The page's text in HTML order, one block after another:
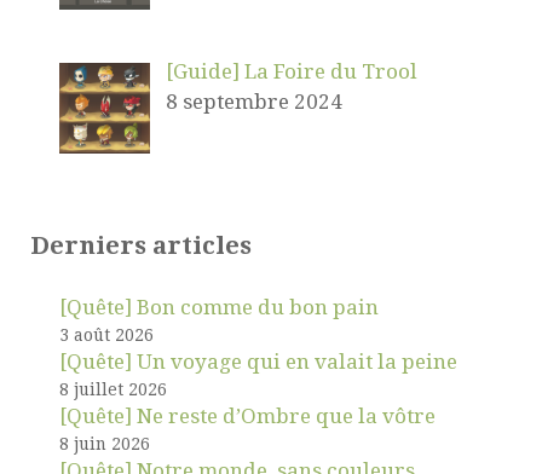
[Guide] La Foire du Trool
8 septembre 2024
Derniers articles
[Quête] Bon comme du bon pain
3 août 2026
[Quête] Un voyage qui en valait la peine
8 juillet 2026
[Quête] Ne reste d’Ombre que la vôtre
8 juin 2026